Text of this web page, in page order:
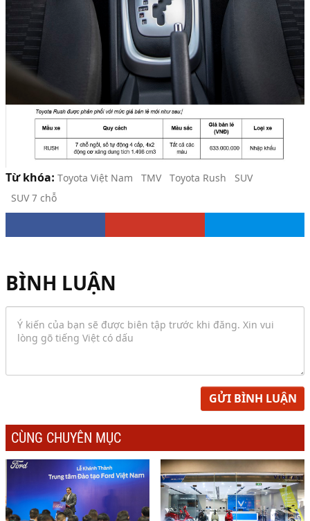
Từ khóa: Toyota Việt Nam TMV Toyota Rush
SUV
SUV 7 chỗ
BÌNH LUẬN
GỬI BÌNH LUẬN
CÙNG CHUYÊN MỤC